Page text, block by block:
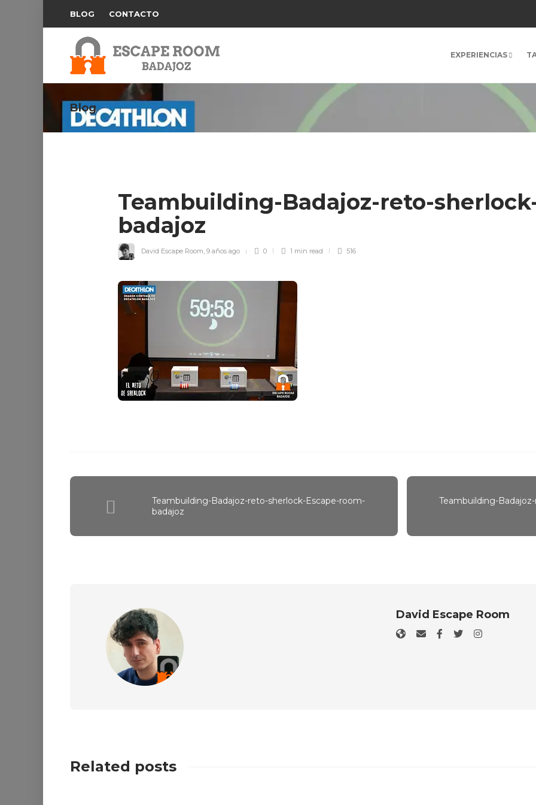
BLOG CONTACTO
EXPERIENCIAS
Blog
Teambuilding-Badajoz-reto-
badajoz
David Escape Room, 9 años ago 0 1 min read 516
Teambuilding-Badajoz-reto-sherlock-Escape-room-
badajoz
Teambuilding-
David Escape Room
Related posts